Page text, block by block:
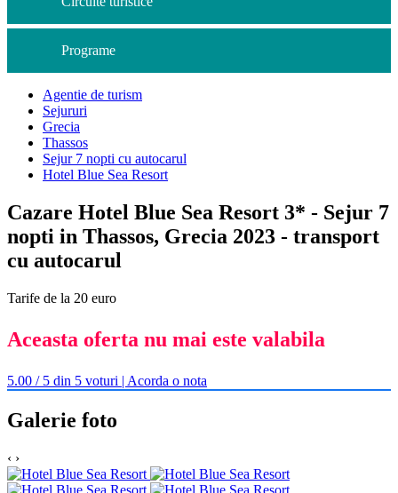
Programe
Agentie de turism
Sejururi
Grecia
Thassos
Sejur 7 nopti cu autocarul
Hotel Blue Sea Resort
Cazare Hotel Blue Sea Resort 3* - Sejur 7
nopti in Thassos, Grecia 2023 - transport
cu autocarul
Tarife de la 20 euro
Aceasta oferta nu mai este valabila
5.00 / 5 din 5 voturi | Acorda o nota
Galerie foto
‹ ›